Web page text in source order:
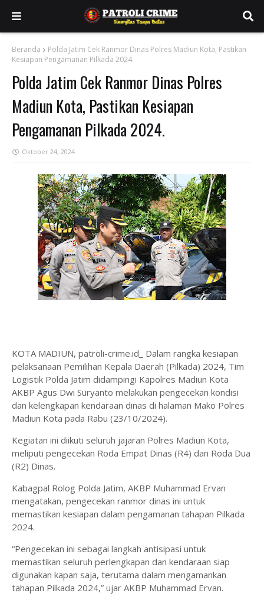
Beranda
Polda Jatim Cek Ranmor Dinas Polres Madiun Kota, Pastikan
Kesiapan Pengamanan Pilkada 2024.
Polda Jatim Cek Ranmor Dinas Polres
Madiun Kota, Pastikan Kesiapan
Pengamanan Pilkada 2024.
Oktober 24, 2024
KOTA MADIUN, patroli-crime.id_ Dalam rangka kesiapan
pelaksanaan Pemilihan Kepala Daerah (Pilkada) 2024, Tim
Logistik Polda Jatim didampingi Kapolres Madiun Kota
AKBP Agus Dwi Suryanto melakukan pengecekan kondisi
dan kelengkapan kendaraan dinas di halaman Mako Polres
Madiun Kota pada Rabu (23/10/2024).
Kegiatan ini diikuti seluruh jajaran Polres Madiun Kota,
meliputi pengecekan Roda Empat Dinas (R4) dan Roda Dua
(R2) Dinas.
Kabagpal Rolog Polda Jatim, AKBP Muhammad Ervan
mengatakan, pengecekan ranmor dinas ini untuk
memastikan kesiapan dalam pengamanan tahapan Pilkada
2024.
“Pengecekan ini sebagai langkah antisipasi untuk
memastikan seluruh perlengkapan dan kendaraan siap
digunakan kapan saja, terutama dalam mengamankan
tahapan Pilkada 2024,” ujar AKBP Muhammad Ervan.